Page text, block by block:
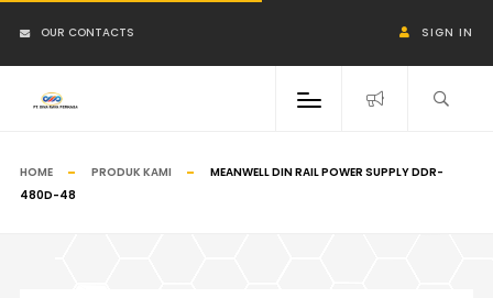
OUR CONTACTS SIGN IN
HOME PRODUK KAMI
MEANWELL DIN RAIL POWER SUPPLY DDR-
480D-48